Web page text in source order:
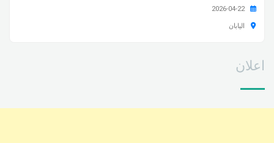
2026-04-22
اليابان
اعلان